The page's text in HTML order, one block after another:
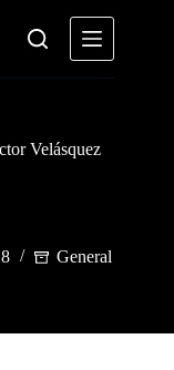
Velásquez
General